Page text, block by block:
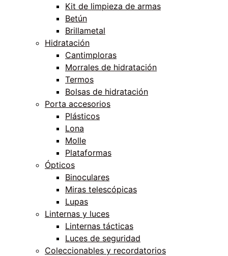
Kit de limpieza de armas
Betún
Brillametal
Hidratación
Cantimploras
Morrales de hidratación
Termos
Bolsas de hidratación
Porta accesorios
Plásticos
Lona
Molle
Plataformas
Ópticos
Binoculares
Miras telescópicas
Lupas
Linternas y luces
Linternas tácticas
Luces de seguridad
Coleccionables y recordatorios